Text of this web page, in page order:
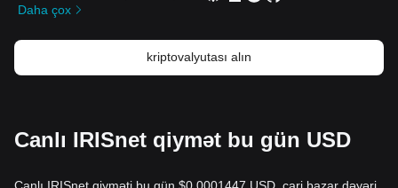
Daha çox
kriptovalyutası alın
Canlı IRISnet qiymət bu gün USD